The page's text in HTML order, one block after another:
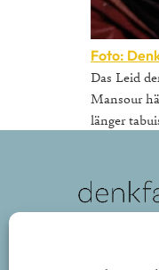
Foto:
Das Leid
Mansour
länger